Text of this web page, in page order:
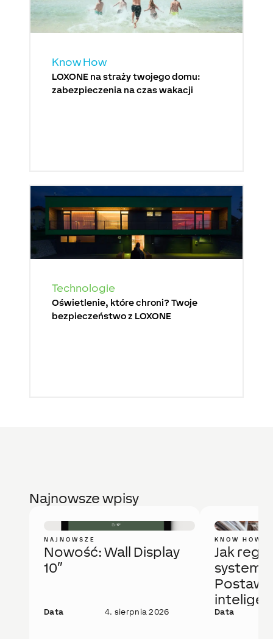
Know How
LOXONE na straży twojego domu:
zabezpieczenia na czas wakacji
Technologie
Oświetlenie, które chroni? Twoje
bezpieczeństwo z LOXONE
Najnowsze wpisy
NAJNOWSZE
Nowość: Wall Display
10″
Data 4. sierpnia 2026
KNOW HOW
Jak
system
Postaw
Data